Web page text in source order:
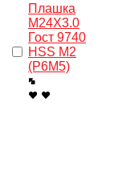
Плашка
M24X3.0
Гост 9740
HSS M2
(Р6М5)